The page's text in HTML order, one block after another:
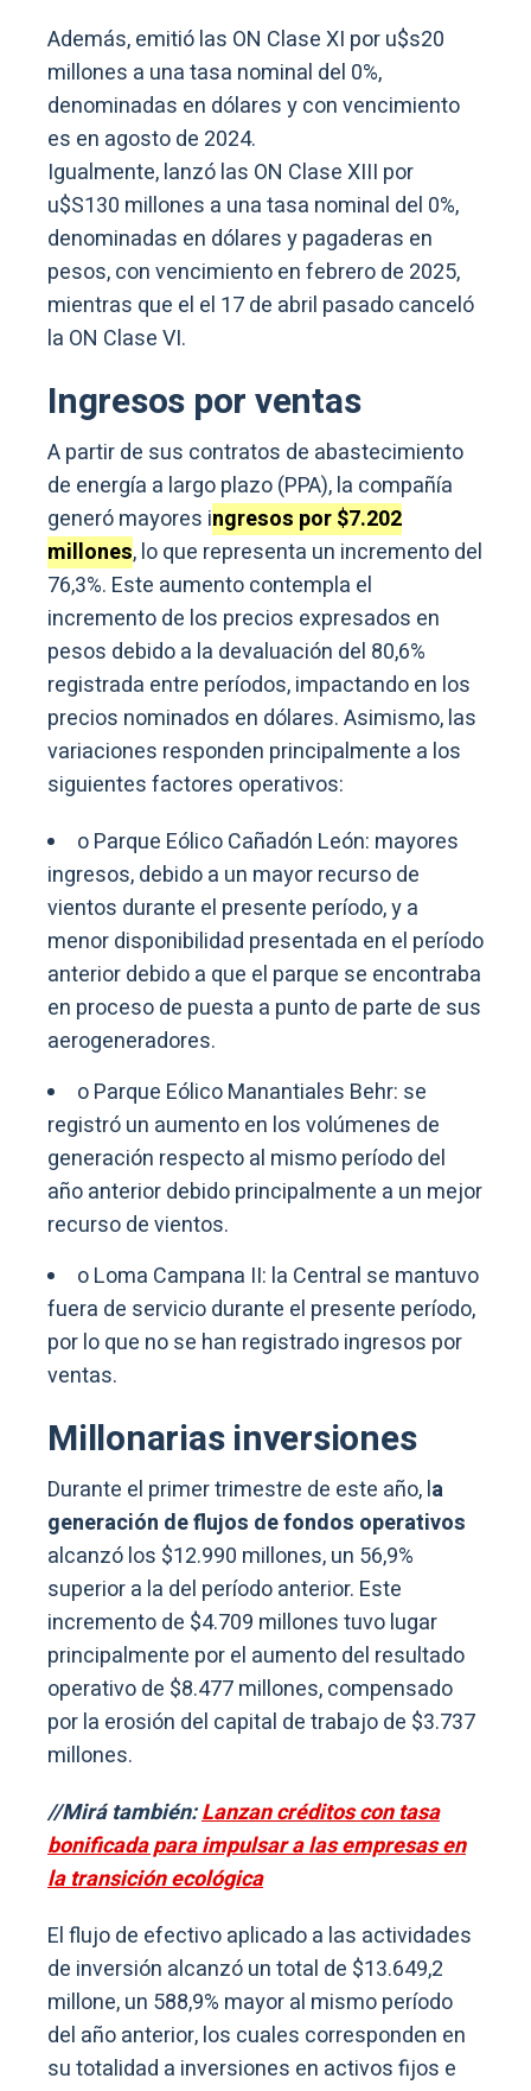
Además, emitió las ON Clase XI por u$s20
millones a una tasa nominal del 0%,
denominadas en dólares y con vencimiento
es en agosto de 2024.
Igualmente, lanzó las ON Clase XIII por
u$S130 millones a una tasa nominal del 0%,
denominadas en dólares y pagaderas en
pesos, con vencimiento en febrero de 2025,
mientras que el el 17 de abril pasado canceló
la ON Clase VI.
Ingresos por ventas
A partir de sus contratos de abastecimiento
de energía a largo plazo (PPA), la compañía
generó mayores ingresos por $7.202
millones, lo que representa un incremento del
76,3%. Este aumento contempla el
incremento de los precios expresados en
pesos debido a la devaluación del 80,6%
registrada entre períodos, impactando en los
precios nominados en dólares. Asimismo, las
variaciones responden principalmente a los
siguientes factores operativos:
o Parque Eólico Cañadón León: mayores
ingresos, debido a un mayor recurso de
vientos durante el presente período, y a
menor disponibilidad presentada en el período
anterior debido a que el parque se encontraba
en proceso de puesta a punto de parte de sus
aerogeneradores.
o Parque Eólico Manantiales Behr: se
registró un aumento en los volúmenes de
generación respecto al mismo período del
año anterior debido principalmente a un mejor
recurso de vientos.
o Loma Campana II: la Central se mantuvo
fuera de servicio durante el presente período,
por lo que no se han registrado ingresos por
ventas.
Millonarias inversiones
Durante el primer trimestre de este año, la
generación de flujos de fondos operativos
alcanzó los $12.990 millones, un 56,9%
superior a la del período anterior. Este
incremento de $4.709 millones tuvo lugar
principalmente por el aumento del resultado
operativo de $8.477 millones, compensado
por la erosión del capital de trabajo de $3.737
millones.
//Mirá también:Lanzan créditos con tasa
bonificada para impulsar a las empresas en
la transición ecológica
El flujo de efectivo aplicado a las actividades
de inversión alcanzó un total de $13.649,2
millone, un 588,9% mayor al mismo período
del año anterior, los cuales corresponden en
su totalidad a inversiones en activos fijos e